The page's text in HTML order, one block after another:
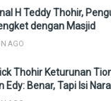
H Teddy Thohir,
dengan Masjid
AGO
Thohir Keturunan
Edy: Benar, Tapi Isi